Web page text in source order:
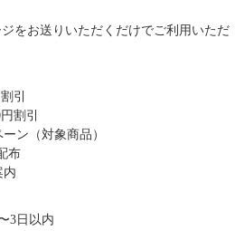
をお送りいただくだけでご利用いただ
引
割引
ン（対象商品）
布
内
3日以内